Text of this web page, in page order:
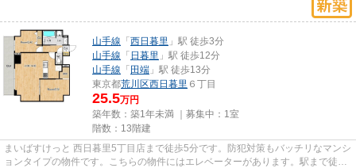
山手線 「 西日暮里 」駅 徒歩3分
山手線 「 日暮里 」駅 徒歩12分
山手線 「 田端 」駅 徒歩13分
東京都荒川区西日暮里 ６丁目
25.5万円
築年数：築1年未満 ｜募集中： 1室
階数：13階建
まいばすけっと 西日暮里5丁目店まで徒歩5分です。防犯対策もバッチリなマンシ
ョンタイプの物件です。こちらの物件にはエレベーターがあります。駅まで徒歩